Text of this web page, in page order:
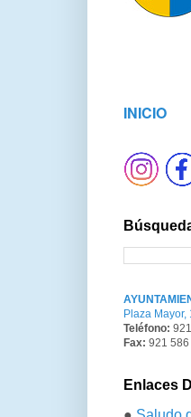
INICIO
Plaza Mayor,
Teléfono:
Fax: 921 586
Enlaces